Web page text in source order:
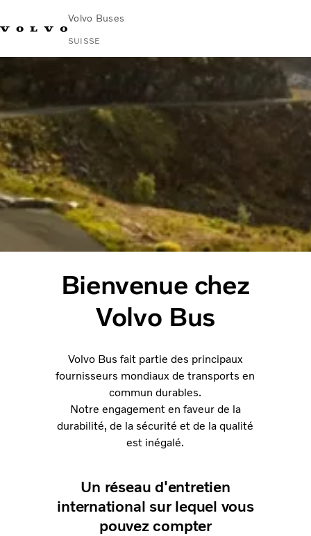
Volvo Buses
SUISSE
Bienvenue chez
Volvo Bus
Volvo Bus fait partie des principaux
fournisseurs mondiaux de transports en
commun durables.
Notre engagement en faveur de la
durabilité, de la sécurité et de la qualité
est inégalé.
Un réseau d'entretien
international sur lequel vous
pouvez compter